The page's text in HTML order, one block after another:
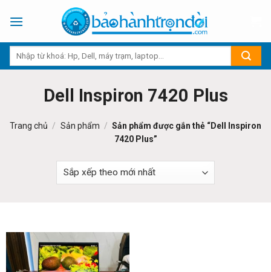
Dell Inspiron 7420 Plus
Trang chủ / Sản phẩm / Sản phẩm được gắn thẻ “Dell Inspiron
7420 Plus”